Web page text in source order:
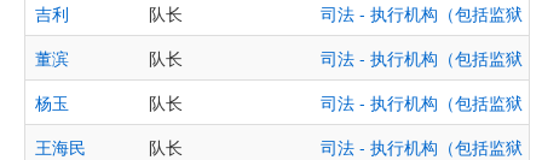
吉利
队长
司法 - 执行机构（包括监狱
董滨
队长
司法 - 执行机构（包括监狱
杨玉
队长
司法 - 执行机构（包括监狱
王海民
队长
司法 - 执行机构（包括监狱